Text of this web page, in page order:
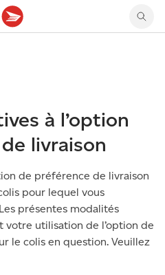
d’emballage
Canada
à l’option
livraison
de préférence de livraison
pour lequel vous
présentes modalités
utilisation de l’option de
le colis en question. Veuillez